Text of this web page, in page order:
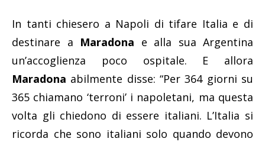
In tanti chiesero a Napoli di tifare Italia e di
destinare a Maradona e alla sua Argentina
un’accoglienza poco ospitale. E allora
Maradona abilmente disse: “Per 364 giorni su
365 chiamano ‘terroni’ i napoletani, ma questa
volta gli chiedono di essere italiani. L’Italia si
ricorda che sono italiani solo quando devono